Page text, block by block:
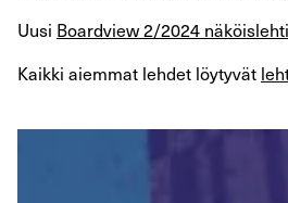
Uusi Boardview 2/2024 näköislehti
Kaikki aiemmat lehdet löytyvät